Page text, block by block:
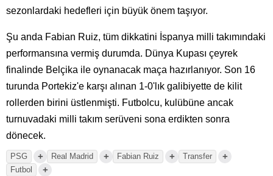
sezonlardaki hedefleri için büyük önem taşıyor.
Şu anda Fabian Ruiz, tüm dikkatini İspanya milli takımındaki
performansına vermiş durumda. Dünya Kupası çeyrek
finalinde Belçika ile oynanacak maça hazırlanıyor. Son 16
turunda Portekiz'e karşı alınan 1-0'lık galibiyette de kilit
rollerden birini üstlenmişti. Futbolcu, kulübüne ancak
turnuvadaki milli takım serüveni sona erdikten sonra
dönecek.
PSG + Real Madrid + Fabian Ruiz + Transfer +
Futbol +